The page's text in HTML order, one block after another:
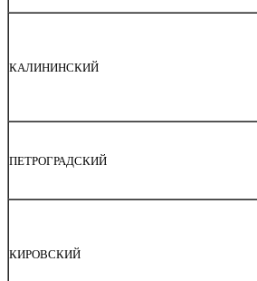
КАЛИНИНСКИЙ
ПЕТРОГРАДСКИЙ
КИРОВСКИЙ